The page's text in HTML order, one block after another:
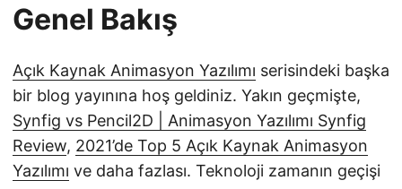
Genel Bakış
Açık Kaynak Animasyon Yazılımı serisindeki başka
bir blog yayınına hoş geldiniz. Yakın geçmişte,
Synfig vs Pencil2D | Animasyon Yazılımı Synfig
Review, 2021’de Top 5 Açık Kaynak Animasyon
Yazılımı ve daha fazlası. Teknoloji zamanın geçişi